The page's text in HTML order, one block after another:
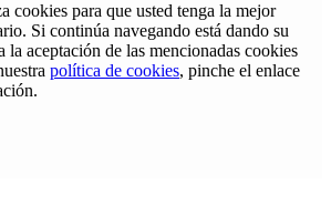
cookies para que usted tenga la mejor
Si continúa navegando está dando su
la aceptación de las mencionadas cookies
política de cookies, pinche el enlace